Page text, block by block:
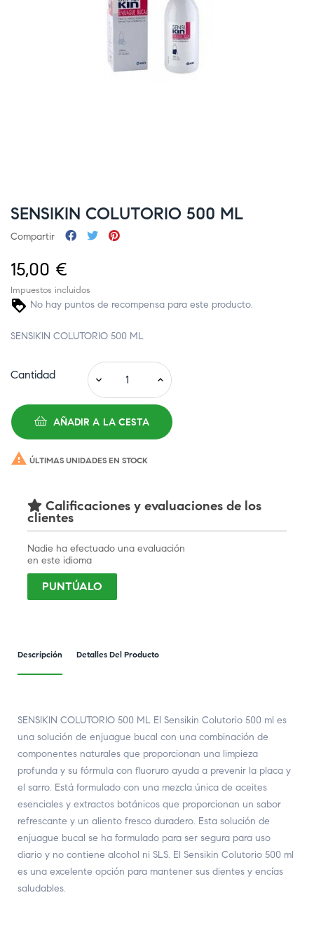
SENSIKIN COLUTORIO 500 ML
Compartir
15,00 €
Impuestos incluidos
No hay puntos de recompensa para este producto.
SENSIKIN COLUTORIO 500 ML
Cantidad
AÑADIR A LA CESTA
 ÚLTIMAS UNIDADES EN STOCK
Calificaciones y evaluaciones de los
clientes
Nadie ha efectuado una evaluación
en este idioma
PUNTÚALO
Descripción Detalles Del Producto
SENSIKIN COLUTORIO 500 ML El Sensikin Colutorio 500 ml es
una solución de enjuague bucal con una combinación de
componentes naturales que proporcionan una limpieza
profunda y su fórmula con fluoruro ayuda a prevenir la placa y
el sarro. Está formulado con una mezcla única de aceites
esenciales y extractos botánicos que proporcionan un sabor
refrescante y un aliento fresco duradero. Esta solución de
enjuague bucal se ha formulado para ser segura para uso
diario y no contiene alcohol ni SLS. El Sensikin Colutorio 500 ml
es una excelente opción para mantener sus dientes y encías
saludables.